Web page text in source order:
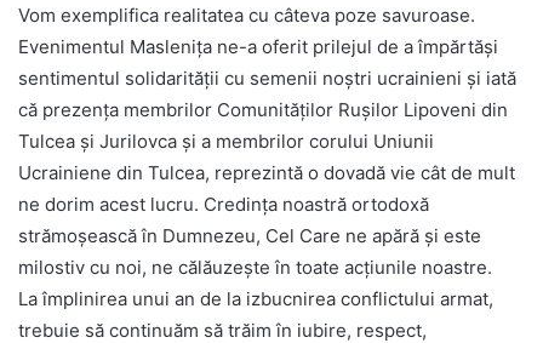
Vom exemplifica realitatea cu câteva poze savuroase.
Evenimentul Maslenița ne-a oferit prilejul de a împărtăși
sentimentul solidarității cu semenii noștri ucrainieni și iată
că prezența membrilor Comunităților Rușilor Lipoveni din
Tulcea și Jurilovca și a membrilor corului Uniunii
Ucrainiene din Tulcea, reprezintă o dovadă vie cât de mult
ne dorim acest lucru. Credința noastră ortodoxă
strămoșească în Dumnezeu, Cel Care ne apără și este
milostiv cu noi, ne călăuzește în toate acțiunile noastre.
La împlinirea unui an de la izbucnirea conflictului armat,
trebuie să continuăm să trăim în iubire, respect,